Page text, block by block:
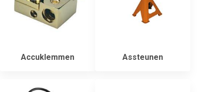
Accuklemmen Assteunen